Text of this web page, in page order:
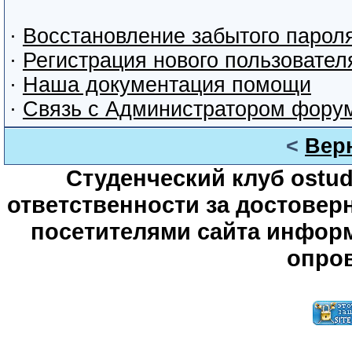
· Восстановление забытого
· Регистрация нового
· Наша документация помощи
· Связь с Администратором
<
Студенческий клуб
ответственности за
посетителями сайта